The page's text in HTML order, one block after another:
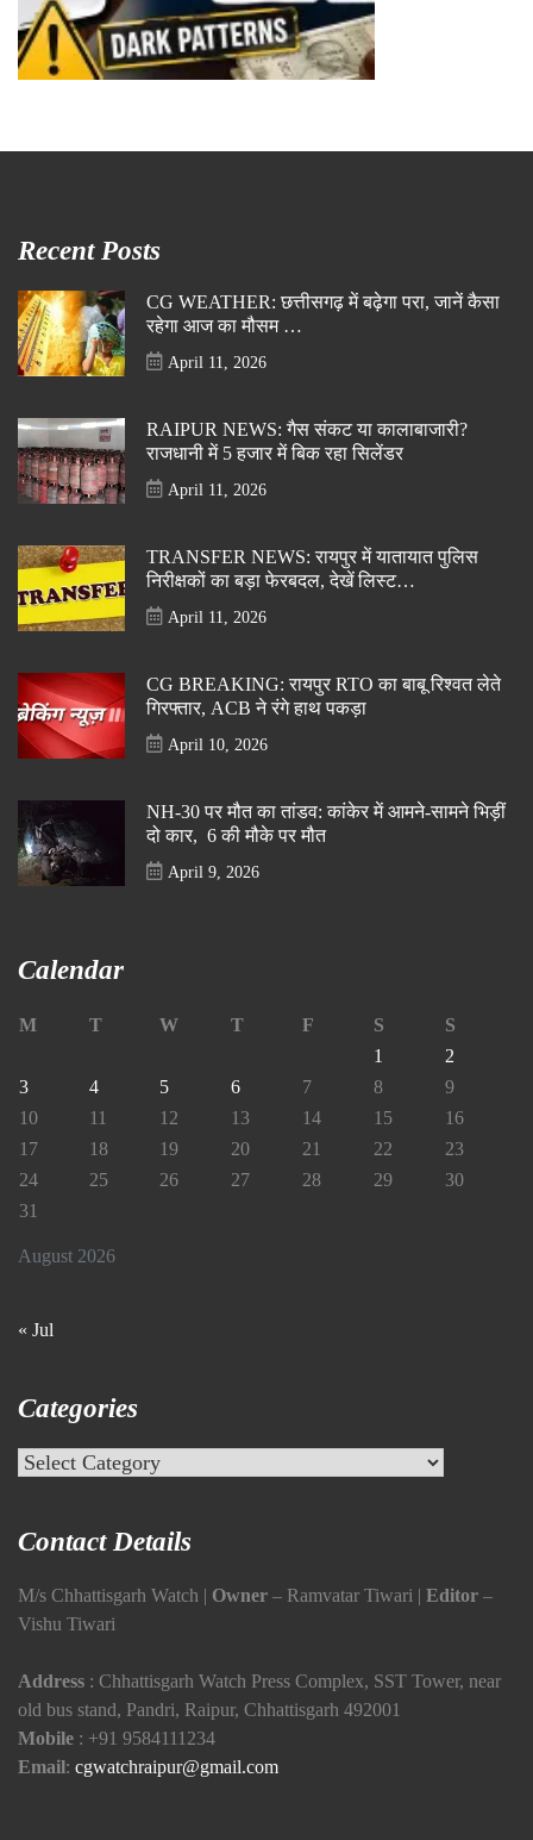
Recent Posts
CG WEATHER: छत्तीसगढ़ में बढ़ेगा परा, जानें कैसा
रहेगा आज का मौसम …
April 11, 2026
RAIPUR NEWS: गैस संकट या कालाबाजारी?
राजधानी में 5 हजार में बिक रहा सिलेंडर
April 11, 2026
TRANSFER NEWS: रायपुर में यातायात पुलिस
निरीक्षकों का बड़ा फेरबदल, देखें लिस्ट…
April 11, 2026
CG BREAKING: रायपुर RTO का बाबू रिश्वत लेते
गिरफ्तार, ACB ने रंगे हाथ पकड़ा
April 10, 2026
NH-30 पर मौत का तांडव: कांकेर में आमने-सामने भिड़ीं
दो कार, 6 की मौके पर मौत
April 9, 2026
Calendar
August 2026
M T W T F S
S
1
2
3
4 5 6 7 8
9
10
11 12 13 14 15
16
17
18 19 20 21 22
23
24
25 26 27 28 29
30
31
« Jul
Categories
Categories
Contact Details
M/s Chhattisgarh Watch | Owner – Ramvatar Tiwari | Editor –
Vishu Tiwari
Address : Chhattisgarh Watch Press Complex, SST Tower, near
old bus stand, Pandri, Raipur, Chhattisgarh 492001
Mobile : +91 9584111234
Email: cgwatchraipur@gmail.com